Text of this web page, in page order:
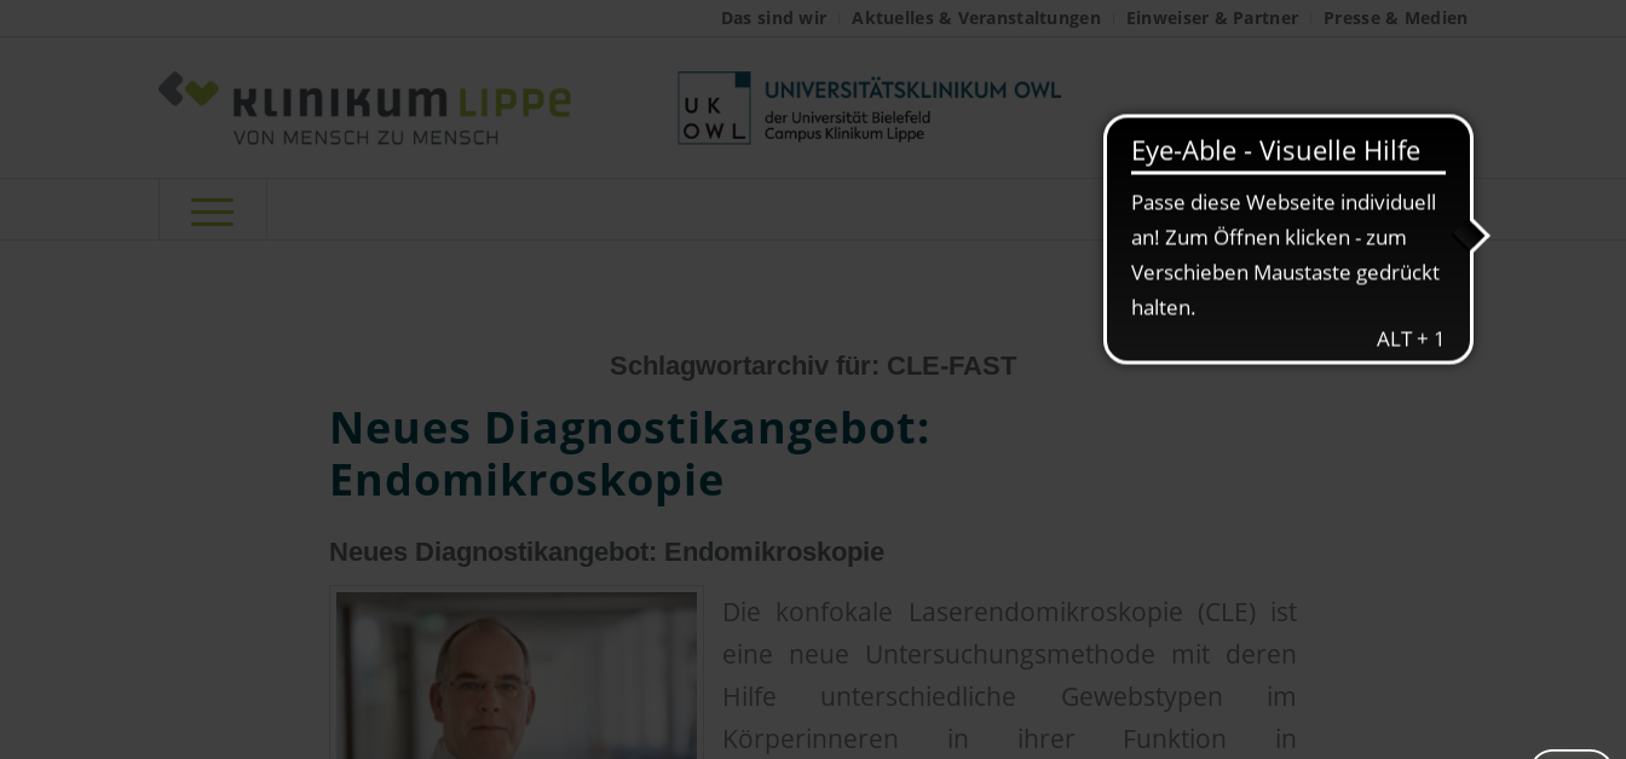
Das sind wir Aktuelles & Veranstaltungen Einweiser & Partner Presse & Medien
Schlagwortarchiv für: CLE-FAST
Neues Diagnostikangebot:
Endomikroskopie
Neues Diagnostikangebot: Endomikroskopie
Die konfokale Laserendomikroskopie (CLE) ist
eine neue Untersuchungsmethode mit deren
Hilfe unterschiedliche Gewebstypen im
Körperinneren in ihrer Funktion in